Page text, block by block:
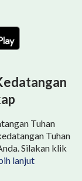
Tuhan
Tuhan
Silakan klik
lanjut